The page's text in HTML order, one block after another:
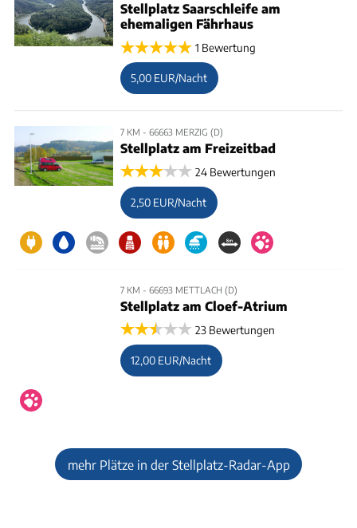
Stellplatz Saarschleife am
ehemaligen Fährhaus
1 Bewertung
5,00 EUR/Nacht
7 KM - 66663 MERZIG (D)
Stellplatz am Freizeitbad
24 Bewertungen
2,50 EUR/Nacht
7 KM - 66693 METTLACH (D)
Stellplatz am Cloef-Atrium
23 Bewertungen
12,00 EUR/Nacht
mehr Plätze in der Stellplatz-Radar-App